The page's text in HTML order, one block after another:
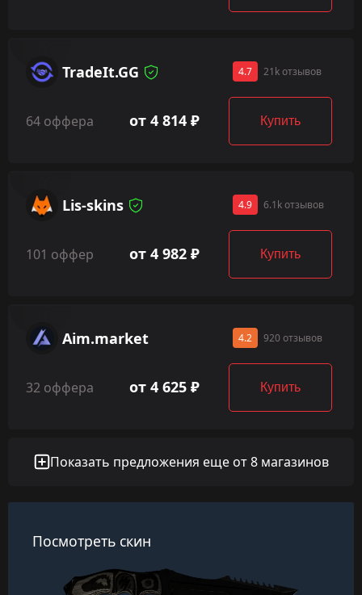
TradeIt.GG 4.7 21k отзывов
64 оффера от 4 814 ₽ Купить
Lis-skins 4.9 6.1k отзывов
101 оффер от 4 982 ₽ Купить
Aim.market 4.2 920 отзывов
32 оффера от 4 625 ₽ Купить
Показать предложения еще от 8 магазинов
Посмотреть скин